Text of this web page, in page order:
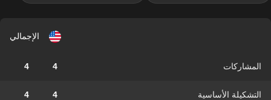
الإجمالي
المشاركات 4
4
التشكيلة الأساسية 4
4